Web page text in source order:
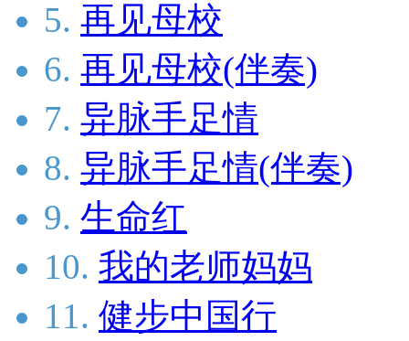
5. 再见母校
6. 再见母校(伴奏)
7. 异脉手足情
8. 异脉手足情(伴奏)
9. 生命红
10. 我的老师妈妈
11. 健步中国行